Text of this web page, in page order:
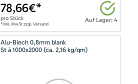
Auf Lager: 4
78,66€*
proStück
*inkl. MwSt zzgl. Versand
Alu-Blech 0,8mm blank
St à 1000x2000 (ca. 2,16 kg/qm)